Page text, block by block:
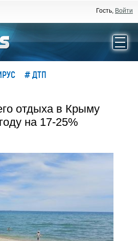
Гость, Войти
# ДТП
отдыха в Крыму
на 17-25%